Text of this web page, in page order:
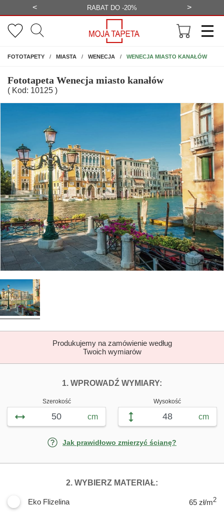
< BEZPŁATNA WIZUALIZACJA >
FOTOTAPETYNA ŚCIANĘ
MIASTA WENECJA WENECJA MIASTO KANAŁÓW
Fototapeta Wenecja miasto kanałów
( Kod: 10125 )
Produkujemy na zamówienie według
Twoich wymiarów
1. WPROWADŹ WYMIARY:
Szerokość
cm
Wysokość
cm
Jak prawidłowo zmierzyć ścianę?
2. WYBIERZ MATERIAŁ:
Eko Flizelina 65 zł/m2